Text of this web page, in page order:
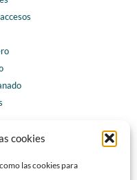
cookies
las cookies para